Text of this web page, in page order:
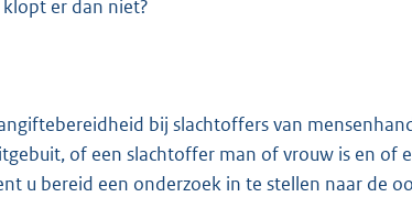
3
er dan niet?
bij slachtoffers van
of een slachtoffer man of vrouw is en of
u bereid een onderzoek in te stellen naar de